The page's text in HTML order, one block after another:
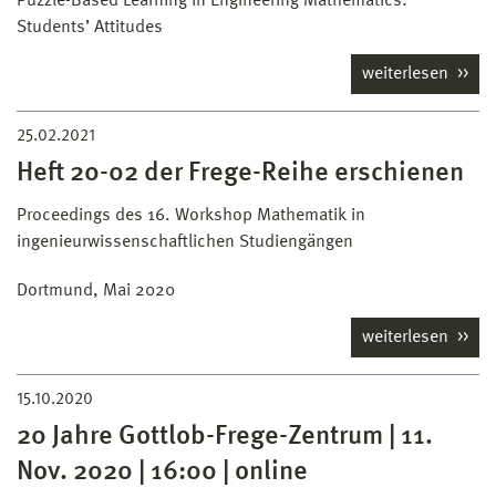
Students’ Attitudes
weiterlesen
25.02.2021
Heft 20-02 der Frege-Reihe erschienen
Proceedings des 16. Workshop Mathematik in
ingenieurwissenschaftlichen Studiengängen
Dortmund, Mai 2020
weiterlesen
15.10.2020
20 Jahre Gottlob-Frege-Zentrum | 11.
Nov. 2020 | 16:00 | online